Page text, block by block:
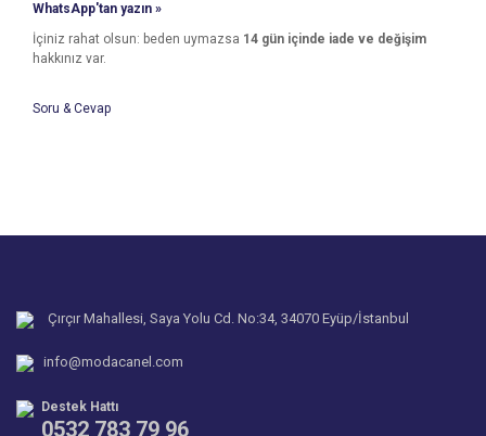
WhatsApp'tan yazın »
İçiniz rahat olsun: beden uymazsa 14 gün içinde iade ve değişim
hakkınız var.
Bu ürüne benzer farklı alternatifler olmalı.
Soru & Cevap
Çırçır Mahallesi, Saya Yolu Cd. No:34, 34070 Eyüp/İstanbul
info@modacanel.com
Destek Hattı
0532 783 79 96